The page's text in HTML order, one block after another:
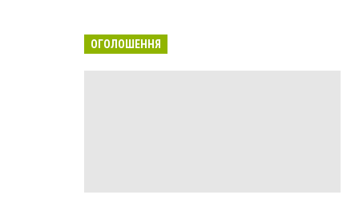
ОГОЛОШЕННЯ